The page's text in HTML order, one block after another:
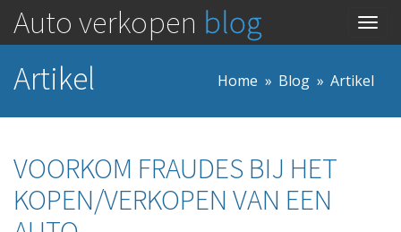
Auto verkopen blog
Artikel
Home Blog Artikel
VOORKOM FRAUDES BIJ HET
KOPEN/VERKOPEN VAN EEN